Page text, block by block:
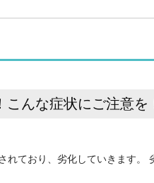
こんな症状にご注意を
れており、劣化していきます。